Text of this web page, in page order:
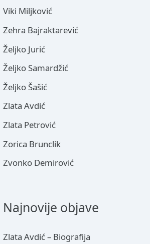
Viki Miljković
Zehra Bajraktarević
Željko Jurić
Željko Samardžić
Željko Šašić
Zlata Avdić
Zlata Petrović
Zorica Brunclik
Zvonko Demirović
Najnovije objave
Zlata Avdić – Biografija